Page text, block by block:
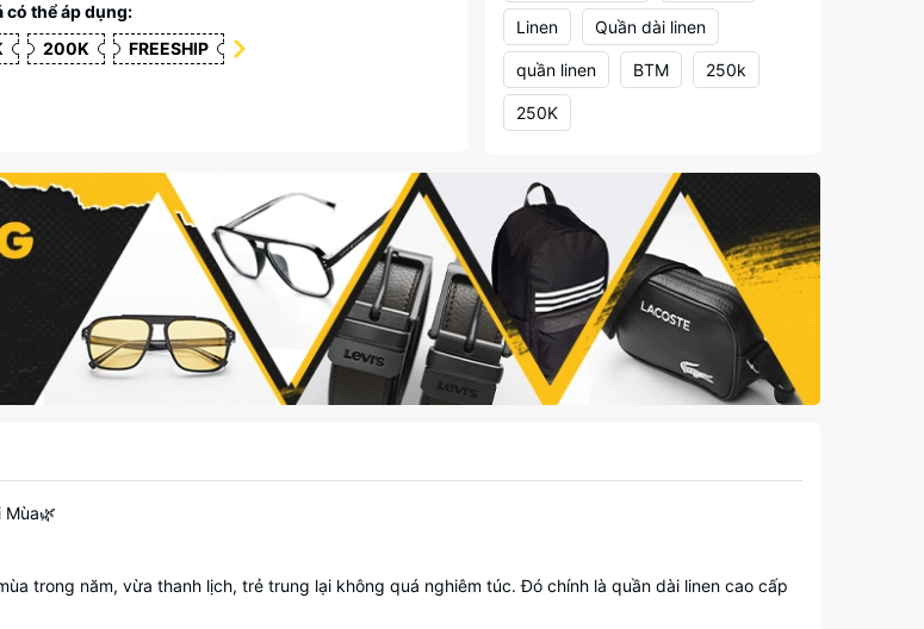
có thể áp dụng:
200K FREESHIP
Linen Quần dài linen
quần linen BTM 250k
250K
trong năm, vừa thanh lịch, trẻ trung lại không quá nghiêm túc. Đó chính là quần dài linen cao cấp